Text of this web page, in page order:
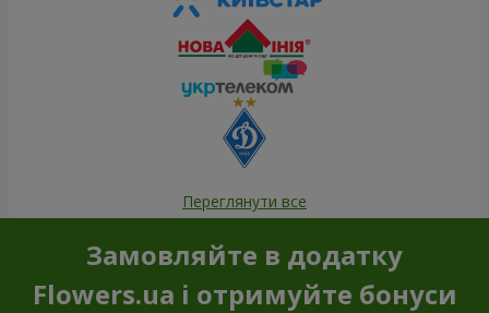
Переглянути все
Замовляйте в додатку
Flowers.ua і отримуйте бонуси